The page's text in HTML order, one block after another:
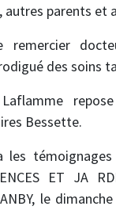
autres parents et
des soins
Bessette.
les
ET JA
le